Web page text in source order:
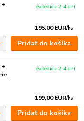
195,00 EUR/ks
expedícia 2-4 dní
Pridať do košíka
199,00 EUR/ks
expedícia 2-4 dní
Pridať do košíka